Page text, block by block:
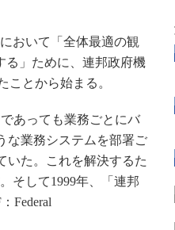
おいて「全体最適の観
る」ために、連邦政府機
ことから始まる。
あっても業務ごとにバ
な業務システムを部署ご
いた。これを解決するた
そして1999年、「連邦
Federal